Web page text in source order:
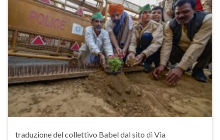
traduzione del collettivo Babel dal sito di Via